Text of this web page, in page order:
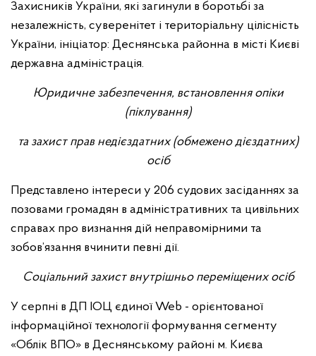
Захисників України, які загинули в боротьбі за
незалежність, суверенітет і територіальну цілісність
України, ініціатор: Деснянська районна в місті Києві
державна адміністрація.
Юридичне забезпечення, встановлення опіки
(піклування)
та захист прав недієздатних (обмежено дієздатних)
осіб
Представлено інтереси у 206 судових засіданнях за
позовами громадян в адміністративних та цивільних
справах про визнання дій неправомірними та
зобов’язання вчинити певні дії.
Соціальний захист внутрішньо переміщених осіб
У серпні в ДП ІОЦ єдиної Web - орієнтованої
інформаційної технології формування сегменту
«Облік ВПО» в Деснянському районі м. Києва